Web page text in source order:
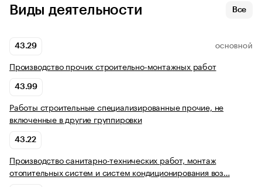
Виды деятельности Все
43.29 ОСНОВНОЙ
Производство прочих строительно-монтажных работ
43.99
Работы строительные специализированные прочие, не
включенные в другие группировки
43.22
Производство санитарно-технических работ, монтаж
отопительных систем и систем кондиционирования воз…